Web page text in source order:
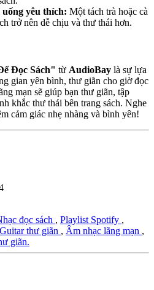
yêu thích: Một tách trà hoặc cà
trở nên dễ chịu và thư thái hơn.
Đọc Sách" từ AudioBay là sự lựa
gian yên bình, thư giãn cho giờ đọc
mạn sẽ giúp bạn thư giãn, tập
khắc thư thái bên trang sách. Nghe
cảm giác nhẹ nhàng và bình yên!
đọc sách , Playlist Spotify ,
Guitar thư giãn , Âm nhạc lãng mạn ,
giãn.